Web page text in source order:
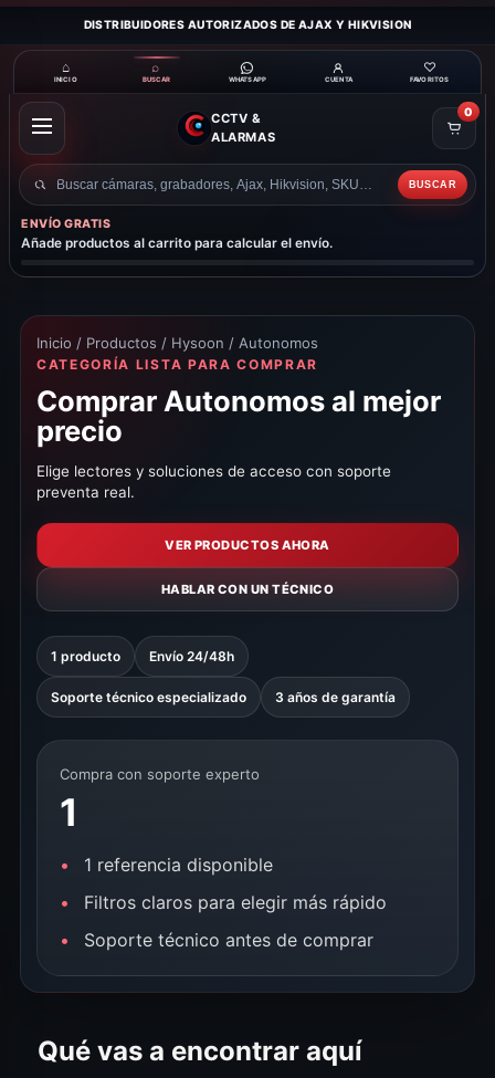
DISTRIBUIDORES AUTORIZADOS DE AJAX Y HIKVISION
⌂
INICIO
⌕
BUSCAR WHATSAPP CUENTA
♡
FAVORITOS
ABRIR
MENÚ
CCTV &
ALARMAS
Buscar
productos
BUSCAR
0
ENVÍO GRATIS
Añade productos al carrito para calcular el envío.
Inicio / Productos / Hysoon / Autonomos
CATEGORÍA LISTA PARA COMPRAR
Comprar Autonomos al mejor
precio
Elige lectores y soluciones de acceso con soporte
preventa real.
VER PRODUCTOS AHORA
HABLAR CON UN TÉCNICO
1 producto Envío 24/48h
Soporte técnico especializado 3 años de garantía
Compra con soporte experto
1
1 referencia disponible
Filtros claros para elegir más rápido
Soporte técnico antes de comprar
Qué vas a encontrar aquí